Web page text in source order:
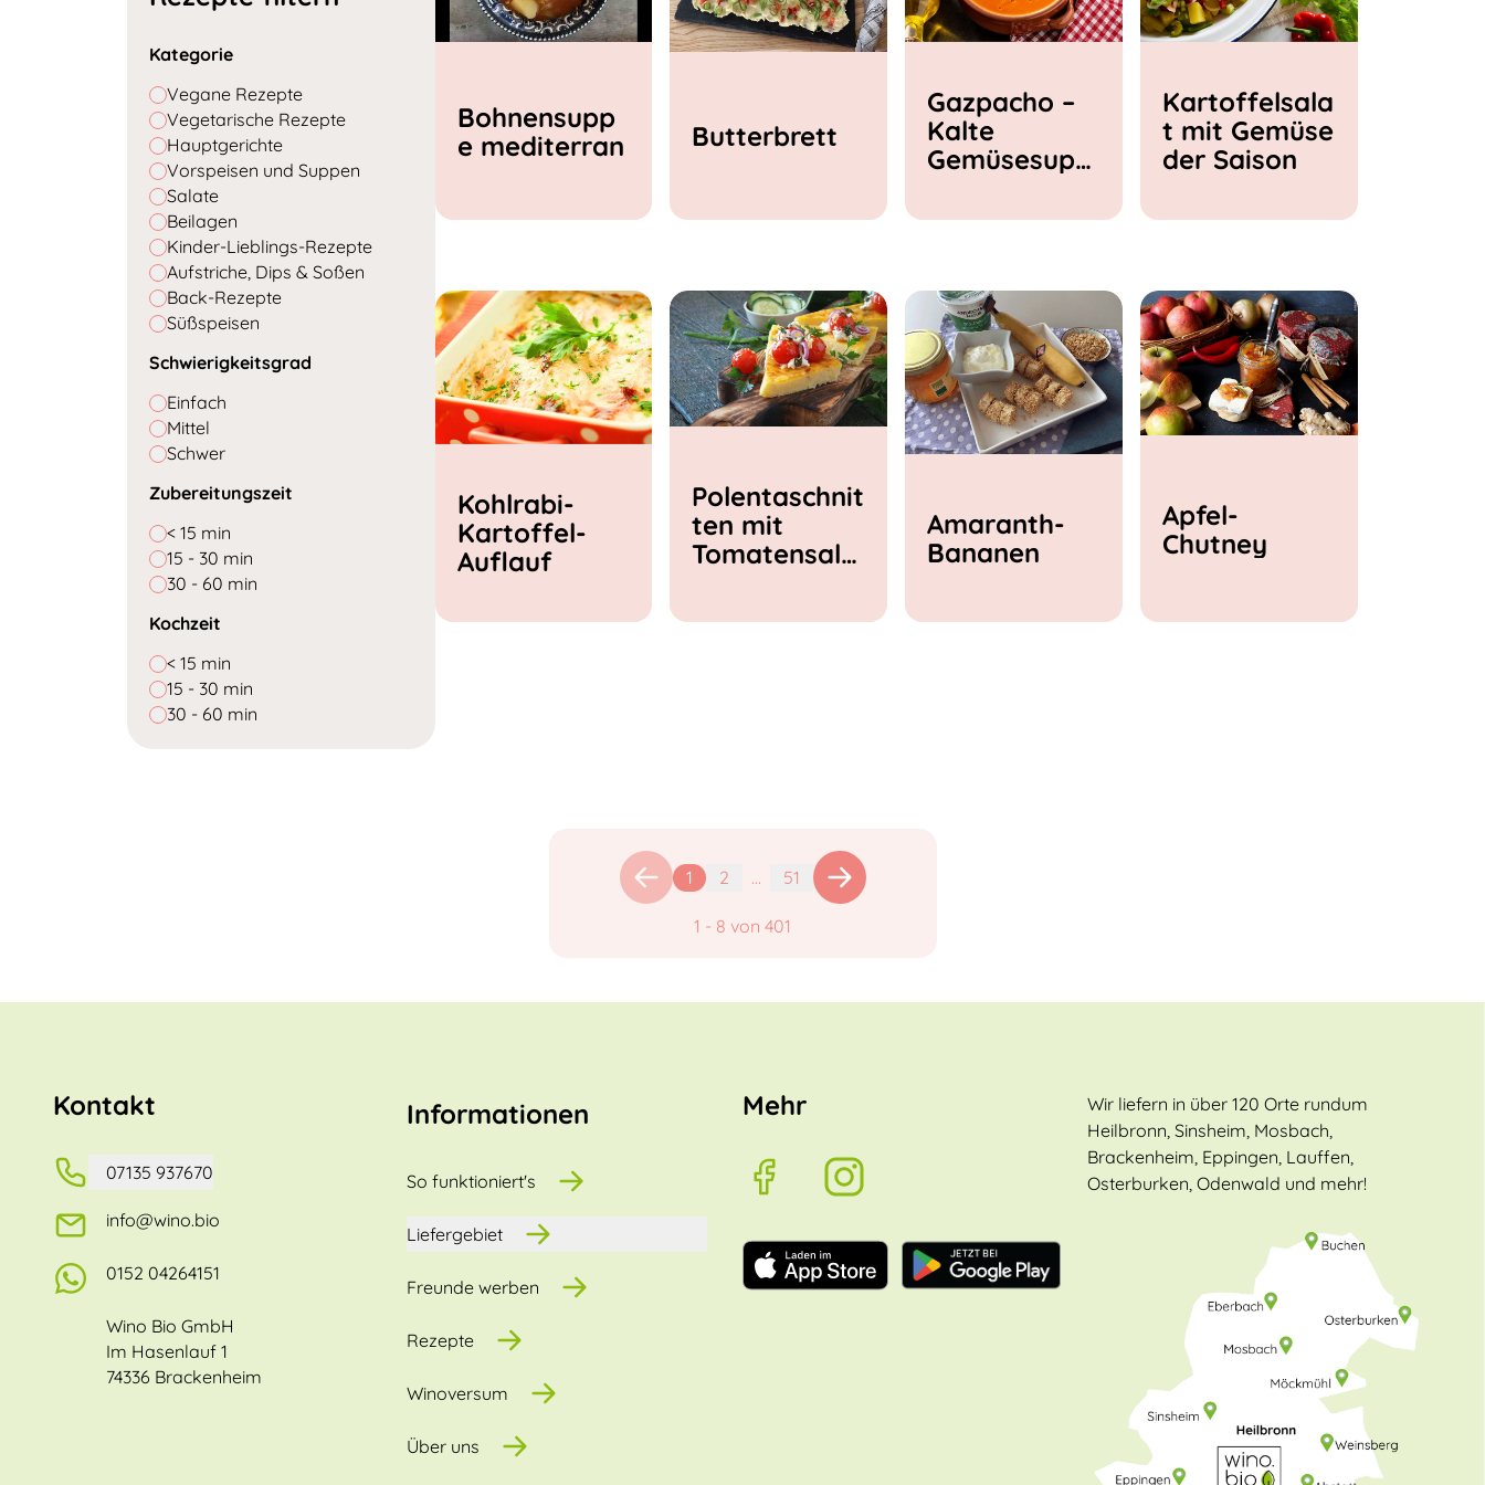
Kategorie
Vegane Rezepte
Vegetarische Rezepte
Hauptgerichte
Vorspeisen und Suppen
Salate
Beilagen
Kinder-Lieblings-Rezepte
Aufstriche, Dips & Soßen
Back-Rezepte
Süßspeisen
Schwierigkeitsgrad
Einfach
Mittel
Schwer
Zubereitungszeit
< 15 min
15 - 30 min
30 - 60 min
Kochzeit
< 15 min
15 - 30 min
30 - 60 min
Bohnensupp
e mediterran
Butterbrett
Gazpacho –
Kalte
Gemüsesupp
Kartoffelsala
t mit Gemüse
der Saison
Kohlrabi-
Kartoffel-
Auflauf
Polentaschnit
ten mit
Tomatensala
Amaranth-
Bananen
Apfel-
Chutney
1 2 ... 51
1 - 8 von 401
Kontakt
07135 937670
info@wino.bio
0152 04264151
Wino Bio GmbH
Im Hasenlauf 1
74336 Brackenheim
Informationen
So funktioniert's
Liefergebiet
Freunde werben
Rezepte
Winoversum
Über uns
Mehr
Wir liefern in über 120 Orte rundum
Heilbronn, Sinsheim, Mosbach,
Brackenheim, Eppingen, Lauffen,
Osterburken, Odenwald und mehr!